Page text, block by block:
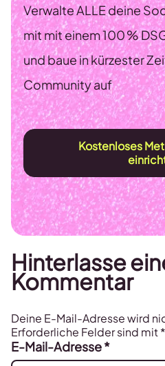
Verwalte ALLE deine
mit mit einem 100 %
und baue in kürzester
Community auf
Kostenloses
Hinterlasse
Kommentar
Deine E-Mail-Adresse wird
Erforderliche Felder sind mit*
E-Mail-Adresse*